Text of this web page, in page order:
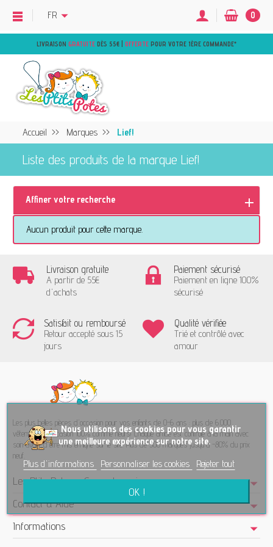
LIVRAISON GRATUITE DÈS 55€ | OFFERTE POUR VOTRE 1ÈRE COMMANDE*
FR 0
Accueil Marques Lief!
Liste des produits de la marque Lief!
Affiner votre recherche
Aucun produit pour cette marque.
Livraison gratuite
A partir de 55€
d'achats
Paiement sécurisé
Paiement en ligne 100%
sécurisé
Satisfait ou remboursé
Retour accepté sous 15
jours
Qualité vérifiée
Trié et contrôlé avec
amour
Les plus belles pièces d'occasion pour vos enfants de 0-6 ans : plus de 6.000
vêtements d'occasion 100% comme neufs! Chaque article est contrôlé à la main avec
soin avant d'être mis en ligne sur le site. Plus de 300 marques jusqu'à -80% du prix
neuf.
Les Ptits Potes - Seconde main
Contact & Aide
Informations
Nous utilisons des cookies pour vous garantir
une meilleure expérience sur notre site.
Plus d'informations
Personnaliser les cookies Rejeter tout
OK !